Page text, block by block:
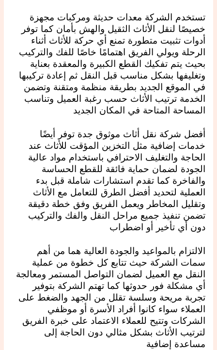
تستخدم الشركة معدات حديثة ومركبات مجهزة
خصيصًا لنقل الأثاث الثقيل والهش بأمان كما توفر
أدوات تثبيت متطورة تمنع أي حركة للأثاث أثناء
الرحلة ويولي الفريق اهتمامًا خاصًا للفك والتركيب
بحيث يتم تفكيك القطع الكبيرة والمعقدة بعناية
وتغليفها بشكل مناسب قبل النقل ثم إعادة تركيبها
في الموقع الجديد بطريقة منظمة ومتقنة وتضمن
الخدمة ترتيب الأثاث حسب رغبة العميل وتناسب
المساحة المتاحة في المكان الجديد
أفضل شركة نقل أثاث موثوق جدة توفر أيضًا
خدمات إضافية مثل التخزين المؤقت للأثاث عند
الحاجة والتغليف الاحترافي باستخدام مواد عالية
الجودة لضمان حماية فائقة للقطع الحساسة
والفاخرة كما تقدم استشارات شاملة قبل بدء
العملية لتحديد أفضل الطرق للتعامل مع الأثاث
وتقليل المخاطر ويعمل الفريق وفق خطة دقيقة
تضمن تنفيذ جميع مراحل النقل والفك والتركيب
دون أي تأخير أو اضطراب
الالتزام بالمواعيد والجودة العالية هما من أهم
سمات الشركة حيث تتابع كل خطوة من عملية
النقل مع العميل لضمان التواصل المستمر ومعالجة
أي مشكلة فور حدوثها كما تهتم الشركة بتوفير
تجربة مريحة وسلسة تقلل من الجهد والضغط على
العملاء سواء كانوا أفراد الأسرة أو موظفي
الشركات وتتيح للعملاء الاعتماد على خبرة الفريق
لترتيب الأثاث بشكل مثالي دون الحاجة إلى
مساعدة إضافية